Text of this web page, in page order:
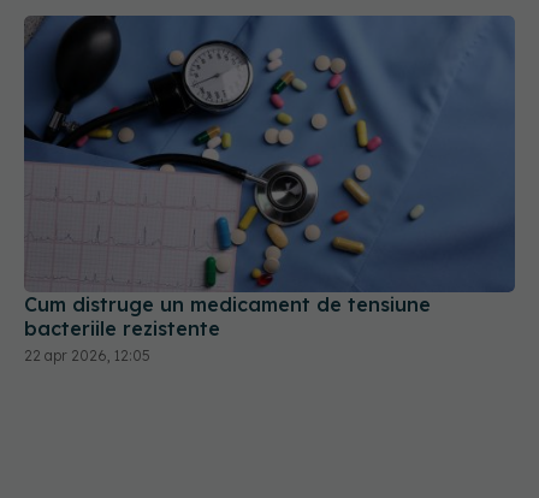
Cum distruge un medicament de tensiune
bacteriile rezistente
22 apr 2026, 12:05